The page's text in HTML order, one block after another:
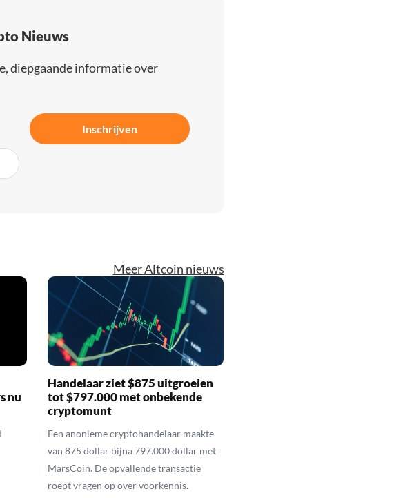
Nieuws
diepgaande informatie over
Inschrijven
Meer Altcoin nieuws
nu
Handelaar ziet $875 uitgroeien
tot $797.000 met onbekende
cryptomunt
Een anonieme cryptohandelaar maakte
van 875 dollar bijna 797.000 dollar met
MarsCoin. De opvallende transactie
roept vragen op over voorkennis.